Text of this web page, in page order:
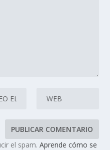
el spam.Aprende cómo se